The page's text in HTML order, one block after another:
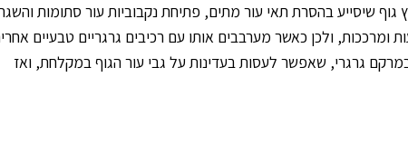
שיסייע בהסרת תאי עור מתים, פתיחת נקבוביות עור סתומות והשגת
ומרככות, ולכן כאשר מערבבים אותו עם רכיבים גרגריים טבעיים
גרגרי, שאפשר לעסות בעדינות על גבי עור הגוף במקלחת, ואז